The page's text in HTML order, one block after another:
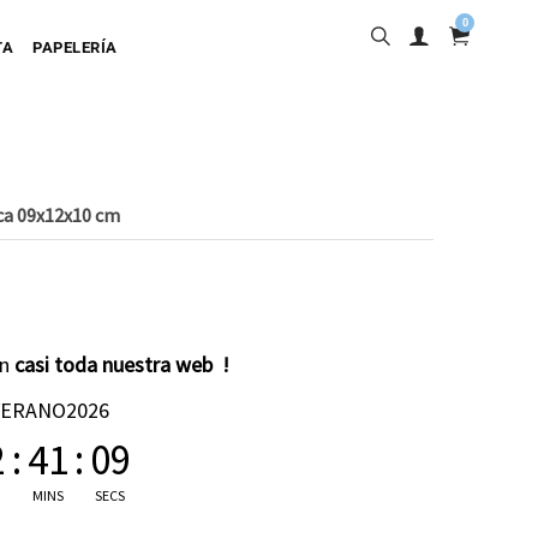
0
Adhesiva
Colgante
PAPELERÍA
09x12x10 cm
casi toda nuestra web !
:41
MINS
: 08
SECS